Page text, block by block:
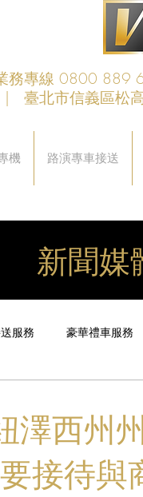
務專線 0800
| 臺北市信義區松
機 路演專車接送
新聞媒
服務 豪華禮車服務
澤西州
接待與